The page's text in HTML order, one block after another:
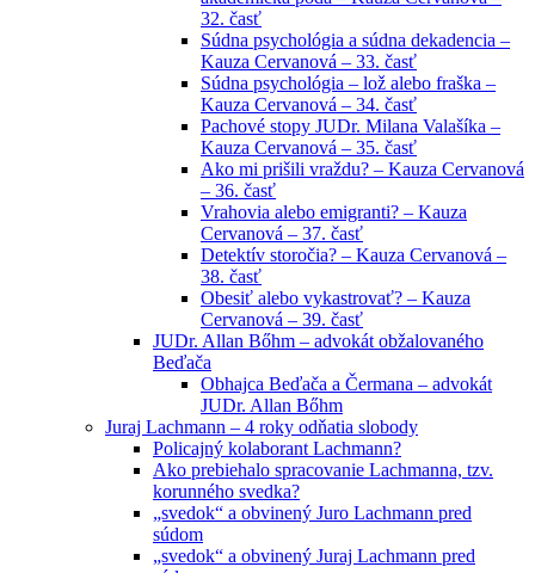
32. časť
Súdna psychológia a súdna dekadencia –
Kauza Cervanová – 33. časť
Súdna psychológia – lož alebo fraška –
Kauza Cervanová – 34. časť
Pachové stopy JUDr. Milana Valašíka –
Kauza Cervanová – 35. časť
Ako mi prišili vraždu? – Kauza Cervanová
– 36. časť
Vrahovia alebo emigranti? – Kauza
Cervanová – 37. časť
Detektív storočia? – Kauza Cervanová –
38. časť
Obesiť alebo vykastrovať? – Kauza
Cervanová – 39. časť
JUDr. Allan Bőhm – advokát obžalovaného
Beďača
Obhajca Beďača a Čermana – advokát
JUDr. Allan Bőhm
Juraj Lachmann – 4 roky odňatia slobody
Policajný kolaborant Lachmann?
Ako prebiehalo spracovanie Lachmanna, tzv.
korunného svedka?
„svedok“ a obvinený Juro Lachmann pred
súdom
„svedok“ a obvinený Juraj Lachmann pred